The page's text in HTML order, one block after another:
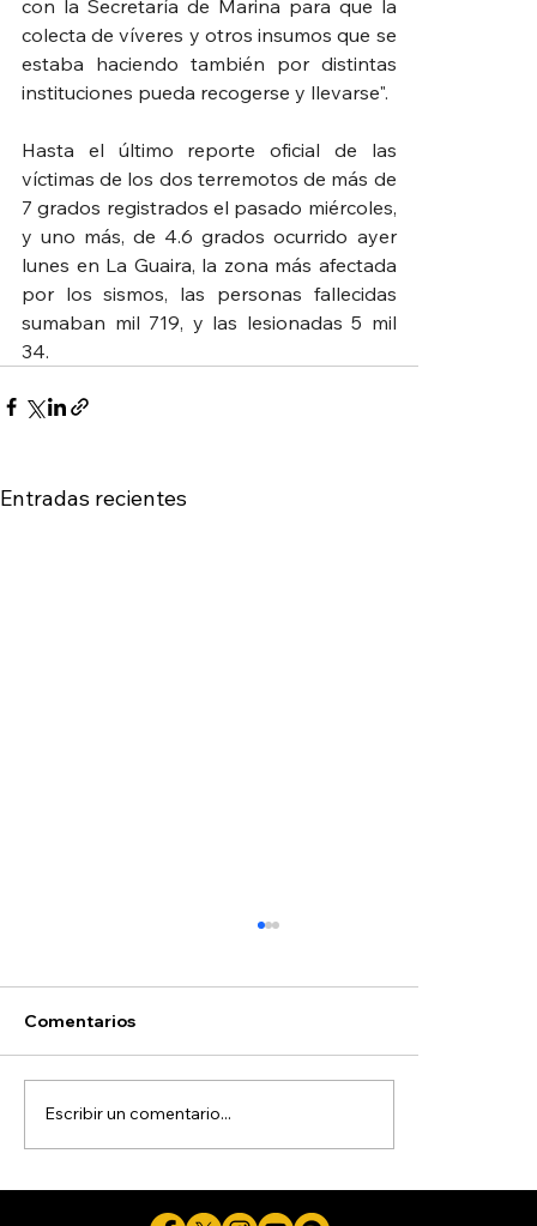
con la Secretaría de Marina para que la
colecta de víveres y otros insumos que se
estaba haciendo también por distintas
instituciones pueda recogerse y llevarse".
Hasta el último reporte oficial de las
víctimas de los dos terremotos de más de
7 grados registrados el pasado miércoles,
y uno más, de 4.6 grados ocurrido ayer
lunes en La Guaira, la zona más afectada
por los sismos, las personas fallecidas
sumaban mil 719, y las lesionadas 5 mil
34.
Entradas recientes
Comentarios
Escribir un comentario...